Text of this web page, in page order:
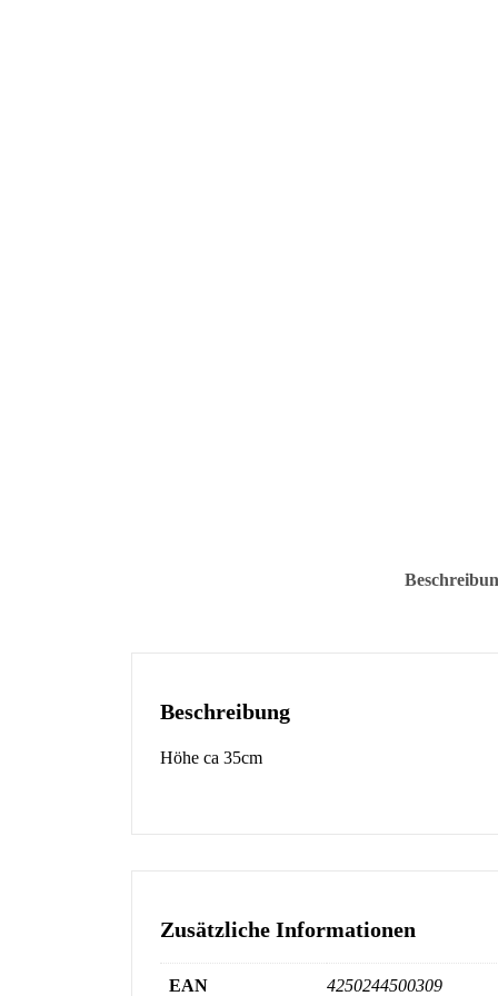
Beschreibung
Höhe ca 35cm
Zusätzliche Informationen
EAN 4250244500309